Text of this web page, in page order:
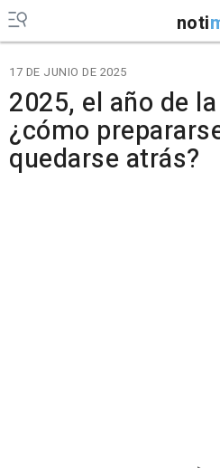
noti
17 DE JUNIO DE 2025
2025, el año de
¿cómo
quedarse atrás?